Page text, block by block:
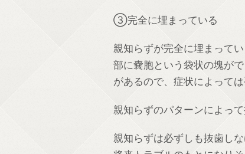
③完全に埋まっている
親知らずが完全に埋まって
部に嚢胞という袋状の塊が
があるので、症状によって
親知らずのパターンによっ
親知らずは必ずしも抜歯し